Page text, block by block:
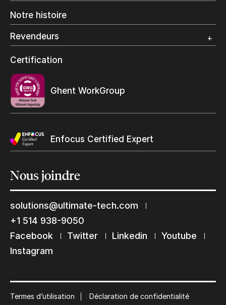
Emballage numérique
Grand Format
Notre histoire
Revendeurs
Trouvez un revendeur
Certification
Ghent WorkGroup
Enfocus Certified Expert
Nousjoindre
solutions@ultimate-tech.com
+1 514 938-9050
Facebook
Twitter Linkedin
Youtube
Instagram
Termes d’utilisation Déclaration de confidentialité
Restons en contact
Suscribe